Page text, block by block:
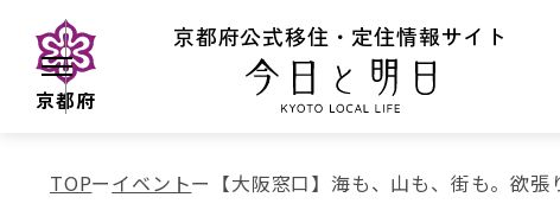
京都府公式移住・定住情報サイト
京都府
TOP イベント 【大阪窓口】海も、山も、街も。欲